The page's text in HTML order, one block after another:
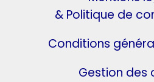
& Politique de
Conditions
Gestion des